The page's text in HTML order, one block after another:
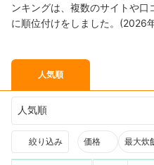
ンキングは、複数のサイトや
に順位付けをしました。(2026
人気順
人気順
絞り込み 価格 最大炊